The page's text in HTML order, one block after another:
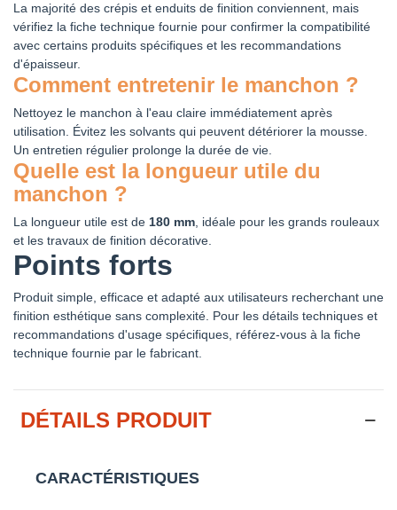
La majorité des crépis et enduits de finition conviennent, mais
vérifiez la fiche technique fournie pour confirmer la compatibilité
avec certains produits spécifiques et les recommandations
d'épaisseur.
Comment entretenir le manchon ?
Nettoyez le manchon à l'eau claire immédiatement après
utilisation. Évitez les solvants qui peuvent détériorer la mousse.
Un entretien régulier prolonge la durée de vie.
Quelle est la longueur utile du
manchon ?
La longueur utile est de 180 mm , idéale pour les grands rouleaux
et les travaux de finition décorative.
Points forts
Produit simple, efficace et adapté aux utilisateurs recherchant une
finition esthétique sans complexité. Pour les détails techniques et
recommandations d'usage spécifiques, référez-vous à la fiche
technique fournie par le fabricant.
DÉTAILS PRODUIT
CARACTÉRISTIQUES